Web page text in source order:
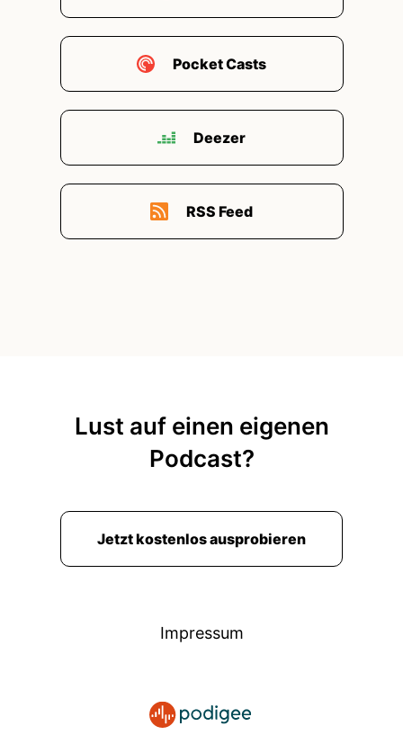
Pocket Casts
Deezer
RSS Feed
Lust auf einen eigenen
Podcast?
Jetzt kostenlos ausprobieren
Impressum